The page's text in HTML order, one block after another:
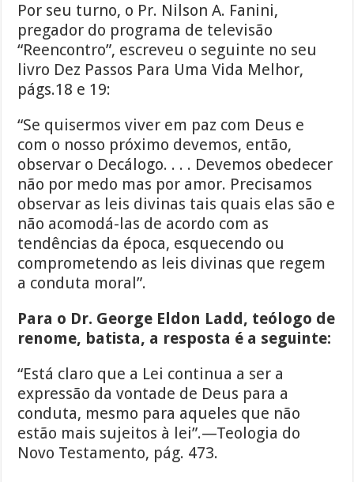
Por seu turno, o Pr. Nilson A. Fanini,
pregador do programa de televisão
“Reencontro”, escreveu o seguinte no seu
livro Dez Passos Para Uma Vida Melhor,
págs.18 e 19:
“Se quisermos viver em paz com Deus e
com o nosso próximo devemos, então,
observar o Decálogo. . . . Devemos obedecer
não por medo mas por amor. Precisamos
observar as leis divinas tais quais elas são e
não acomodá-las de acordo com as
tendências da época, esquecendo ou
comprometendo as leis divinas que regem
a conduta moral”.
Para o Dr. George Eldon Ladd, teólogo de
renome, batista, a resposta é a seguinte:
“Está claro que a Lei continua a ser a
expressão da vontade de Deus para a
conduta, mesmo para aqueles que não
estão mais sujeitos à lei”.—Teologia do
Novo Testamento, pág. 473.